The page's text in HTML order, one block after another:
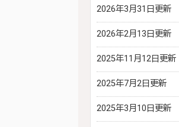
2026年3月31日更新
2026年2月13日更新
2025年11月12日更新
2025年7月2日更新
2025年3月10日更新